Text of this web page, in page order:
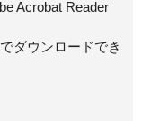
Acrobat Reader
ダウンロードでき